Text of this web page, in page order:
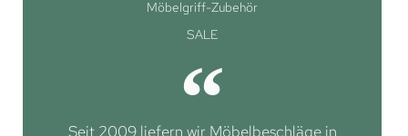
Möbelgriff-Zubehör
SALE
Seit 2009 liefern wir Möbelbeschläge in